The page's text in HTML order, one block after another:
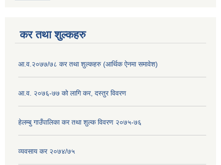
कर तथा शुल्कहरु
आ.व.२०७७/७८ कर तथा शुल्कहरु (आर्थिक ऐनमा समावेश)
आ.व. २०७६-७७ को लागि कर, दस्तुर विवरण
हेलम्बु गाउँपालिका कर तथा शुल्क विवरण २०७५-७६
व्यवसाय कर २०७४/७५